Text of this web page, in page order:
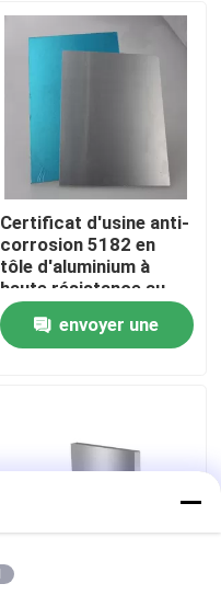
Certificat d'usine anti-
corrosion 5182 en
tôle d'aluminium à
haute résistance au
rendement
envoyer une